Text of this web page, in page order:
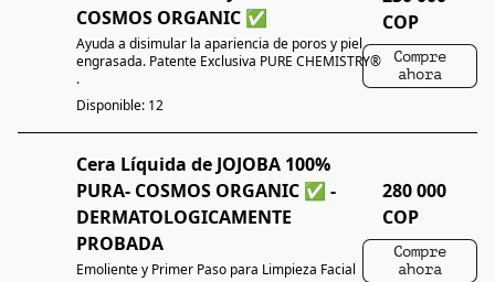
COSMOS ORGANIC ✅
Ayuda a disimular la apariencia de poros y piel
engrasada. Patente Exclusiva PURE CHEMISTRY®
.
Disponible: 12
COP
Compre
ahora
Cera Líquida de JOJOBA 100%
PURA- COSMOS ORGANIC ✅ -
DERMATOLOGICAMENTE
PROBADA
Emoliente y Primer Paso para Limpieza Facial
280 000
COP
Compre
ahora